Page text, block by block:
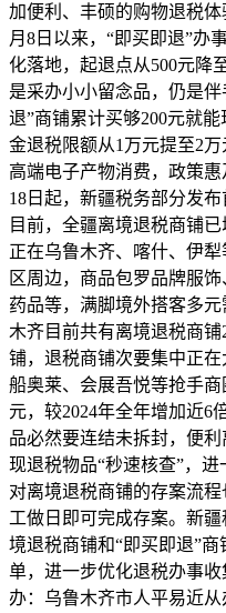
加便利、丰硕的购物退税
月8日以来，“即买即退”办
化落地，起退点从500元降
是采办小小留念品，仍是
退”商铺累计买够200元就
金退税限额从1万元提至2
高端电子产物消费，政策
18日起，新疆税务部分发
目前，全疆离境退税商铺
正在乌鲁木齐、喀什、伊
区周边，商品包罗品牌服
药品等，满脚境外搭客多
木齐目前共有离境退税商铺
铺，退税商铺次要集中正
船奥莱、会展吾悦等抢手
元，较2024年全年增加近6
品必然要连结未拆封，便
现退税物品“秒速核查”，
对离境退税商铺的存案流
工做日即可完成存案。新
境退税商铺和“即买即退”
单，进一步优化退税办事
办：乌鲁木齐市人平易近